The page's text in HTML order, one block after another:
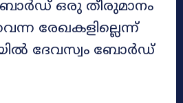
ഒരു തീരുമാനം
രേഖകളില്ലെന്ന്
ദേവസ്വം ബോർഡ്